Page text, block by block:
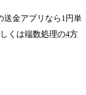
送金アプリなら1円単
くは端数処理の4方